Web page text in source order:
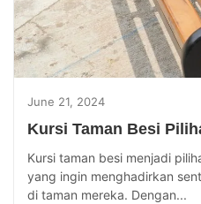
June 21, 2024
Kursi Taman Besi
Kursi taman besi menjadi
yang ingin menghadirkan
di taman mereka. Dengan...